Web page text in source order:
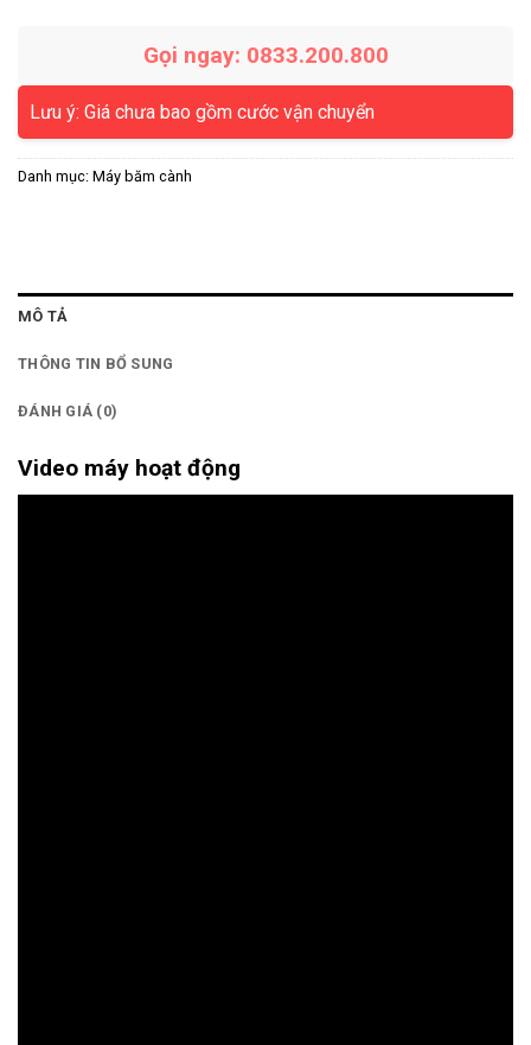
Gọi ngay: 0833.200.800
Lưu ý: Giá chưa bao gồm cước vận chuyển
Danh mục: Máy băm cành
MÔ TẢ
THÔNG TIN BỔ SUNG
ĐÁNH GIÁ (0)
Video máy hoạt động